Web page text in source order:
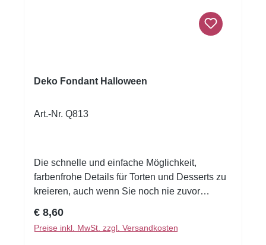
Deko Fondant Halloween
Art.-Nr. Q813
Die schnelle und einfache Möglichkeit,
farbenfrohe Details für Torten und Desserts zu
kreieren, auch wenn Sie noch nie zuvor
schneiden oder stanzen Sie jede beliebige
Form - keine Vorbereitung. Fondantfolie hat
Regulärer Preis:
€ 8,60
Preise inkl. MwSt. zzgl. Versandkosten